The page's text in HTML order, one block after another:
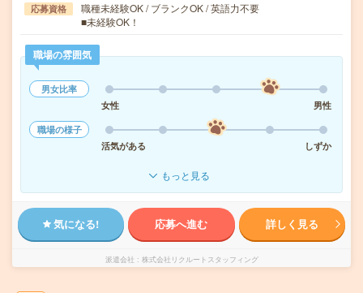
応募資格
職種未経験OK / ブランクOK / 英語力不要
■未経験OK！
職場の雰囲気
男女比率
女性
男性
職場の様子
活気がある
しずか
もっと見る
気になる! 応募へ進む 詳しく見る
派遣会社 株式会社リクルートスタッフィング